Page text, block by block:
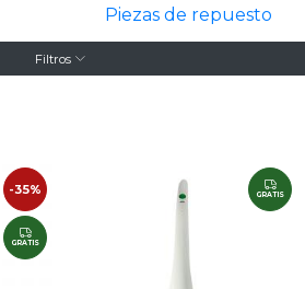
Piezas de repuesto
Filtros
-35%
GRATIS
GRATIS